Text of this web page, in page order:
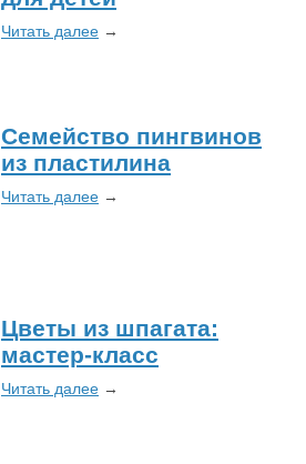
Читать далее →
Семейство пингвинов
из пластилина
Читать далее →
Цветы из шпагата:
мастер-класс
Читать далее →